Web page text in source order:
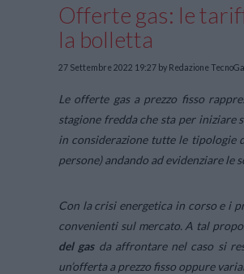
Offerte gas: le
la bolletta
27 Settembre 2022 19:27 by Redazione
Le offerte gas a prezzo fisso
stagione fredda che sta per iniziare
in considerazione tutte le tipologie
persone) andando ad evidenziare le
Con la crisi energetica in corso e i
convenienti sul mercato. A tal
del gasda affrontare nel caso si
un’offerta a prezzo fisso oppure